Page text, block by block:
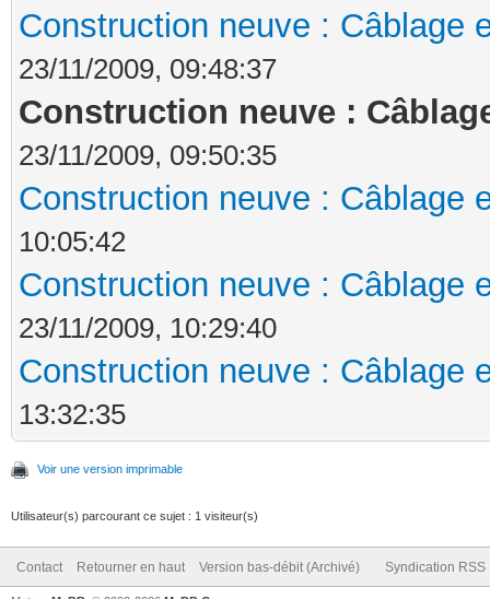
Construction neuve : Câblage
23/11/2009, 09:48:37
Construction neuve :
23/11/2009, 09:50:35
Construction neuve : Câblage
10:05:42
Construction neuve : Câblage
23/11/2009, 10:29:40
Construction neuve : Câblage
13:32:35
Voir une version imprimable
Utilisateur(s) parcourant ce sujet : 1 visiteur(s)
Contact Retourner en haut Version bas-débit (Archivé) Syndication RSS